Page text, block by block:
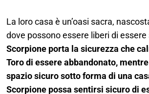
La loro casa è un’oasi sacra,
dove possono essere liberi di essere
Scorpione porta la sicurezza che
Toro di essere abbandonato,
spazio sicuro sotto forma di una
Scorpione possa sentirsi sicuro di